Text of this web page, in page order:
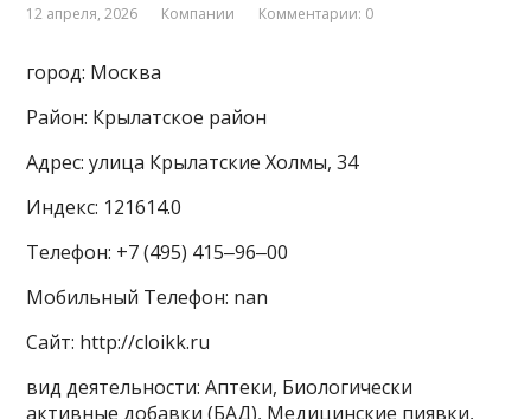
12 апреля, 2026 Компании Комментарии: 0
город: Москва
Район: Крылатское район
Адрес: улица Крылатские Холмы, 34
Индекс: 121614.0
Телефон: +7 (495) 415‒96‒00
Мобильный Телефон: nan
Сайт: http://cloikk.ru
вид деятельности: Аптеки, Биологически
активные добавки (БАД), Медицинские пиявки,